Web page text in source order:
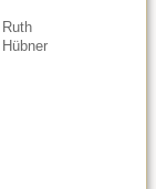
Ruth
Hübner